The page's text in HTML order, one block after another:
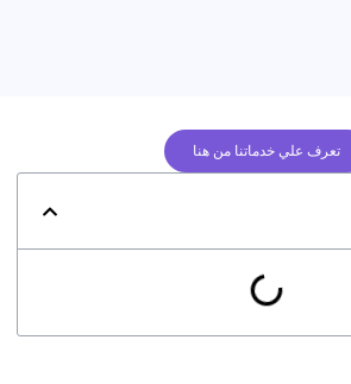
تعرف علي خدماتنا من هنا